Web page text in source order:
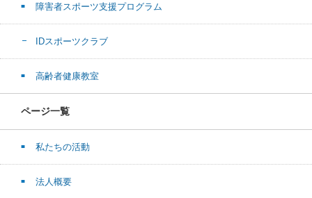
障害者スポーツ支援プログラム
IDスポーツクラブ
高齢者健康教室
ページ一覧
私たちの活動
法人概要